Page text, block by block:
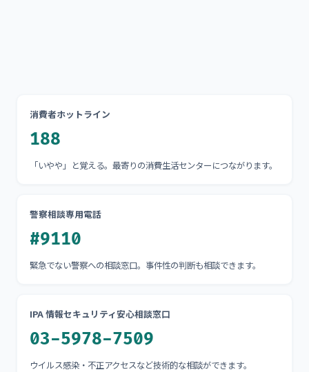
消費者ホットライン
188
「いやや」と覚える。最寄りの消費生活センターにつながります。
警察相談専用電話
#9110
緊急でない警察への相談窓口。事件性の判断も相談できます。
IPA 情報セキュリティ安心相談窓口
03-5978-7509
ウイルス感染・不正アクセスなど技術的な相談ができます。